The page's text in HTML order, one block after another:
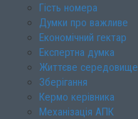
Гість номера
Думки про важливе
Економічний гектар
Експертна думка
Життєве середовище
Зберігання
Кермо керівника
Механізація АПК